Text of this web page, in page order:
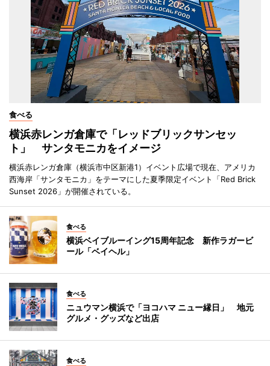
食べる
横浜赤レンガ倉庫で「レッドブリックサンセッ
ト」 サンタモニカをイメージ
横浜赤レンガ倉庫（横浜市中区新港1）イベント広場で現在、アメリカ
西海岸「サンタモニカ」をテーマにした夏季限定イベント「Red Brick
Sunset 2026」が開催されている。
食べる
横浜ベイブルーイング15周年記念 新作ラガービ
ール「ベイヘル」
食べる
ニュウマン横浜で「ヨコハマ ニュー縁日」 地元
グルメ・グッズなど出店
食べる